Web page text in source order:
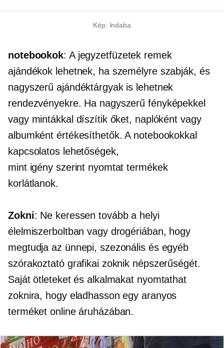
Kép: Indaba
notebookok: A jegyzetfüzetek remek
ajándékok lehetnek, ha személyre szabják, és
nagyszerű ajándéktárgyak is lehetnek
rendezvényekre. Ha nagyszerű fényképekkel
vagy mintákkal díszítik őket, naplóként vagy
albumként értékesíthetők. A notebookokkal
kapcsolatos lehetőségek,
mint igény szerint nyomtat termékek
korlátlanok.
Zokni: Ne keressen tovább a helyi
élelmiszerboltban vagy drogériában, hogy
megtudja az ünnepi, szezonális és egyéb
szórakoztató grafikai zoknik népszerűségét.
Saját ötleteket és alkalmakat nyomtathat
zoknira, hogy eladhasson egy aranyos
terméket online áruházában.